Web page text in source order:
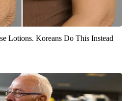
Lotions. Koreans Do This Instead